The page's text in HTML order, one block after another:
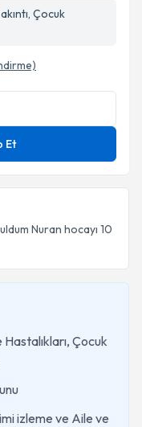
Çocuk
Et
Nuran hocayı 10
Hastalıkları, Çocuk
izleme ve Aile ve